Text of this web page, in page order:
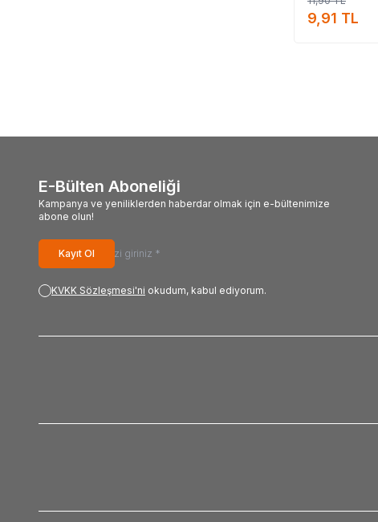
9,91 TL
E-Bülten Aboneliği
Kampanya ve yeniliklerden haberdar olmak için e-bültenimize
abone olun!
Kayıt Ol
KVKK Sözleşmesi'ni okudum, kabul ediyorum.